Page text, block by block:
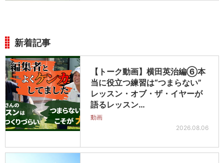
新着記事
【トーク動画】横田英治編⑥本
当に役立つ練習は“つまらない”
レッスン・オブ・ザ・イヤーが
語るレッスン…
動画
2026.08.06